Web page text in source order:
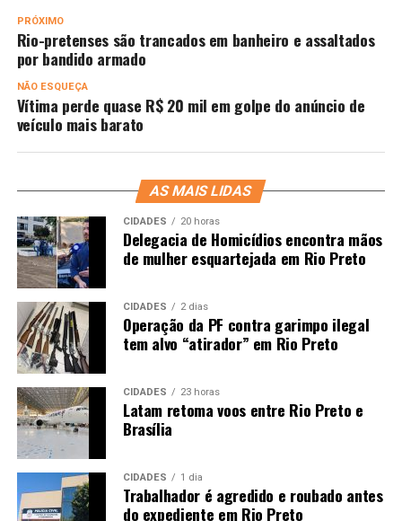
PRÓXIMO
Rio-pretenses são trancados em banheiro e assaltados
por bandido armado
NÃO ESQUEÇA
Vítima perde quase R$ 20 mil em golpe do anúncio de
veículo mais barato
AS MAIS LIDAS
CIDADES 20 horas
Delegacia de Homicídios encontra mãos
de mulher esquartejada em Rio Preto
CIDADES 2 dias
Operação da PF contra garimpo ilegal
tem alvo “atirador” em Rio Preto
CIDADES 23 horas
Latam retoma voos entre Rio Preto e
Brasília
CIDADES 1 dia
Trabalhador é agredido e roubado antes
do expediente em Rio Preto